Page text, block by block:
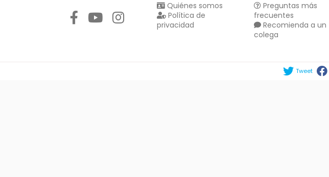
Quiénes somos
Política de
privacidad
Preguntas más
frecuentes
Recomienda a un
colega
Tweet